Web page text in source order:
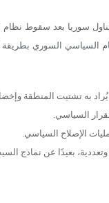
تتناول سوريا بعد سقوط
السوري بطريقة
به تشتيت المنطقة
السياسي.
الإصلاح السياسي.
بعيدًا عن نماذج